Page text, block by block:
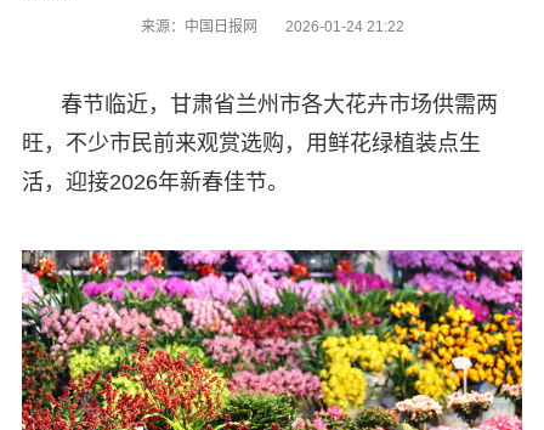
来源：中国日报网 2026-01-24 21:22
春节临近，甘肃省兰州市各大花卉市场供需两
旺，不少市民前来观赏选购，用鲜花绿植装点生
活，迎接2026年新春佳节。